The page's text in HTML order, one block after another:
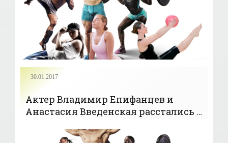
30.01.2017
Актер Владимир Епифанцев и
Анастасия Введенская расстались -